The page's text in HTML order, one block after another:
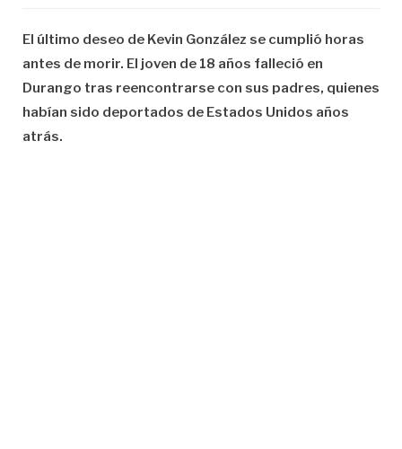
El último deseo de Kevin González se cumplió horas
antes de morir. El joven de 18 años falleció en
Durango tras reencontrarse con sus padres, quienes
habían sido deportados de Estados Unidos años
atrás.